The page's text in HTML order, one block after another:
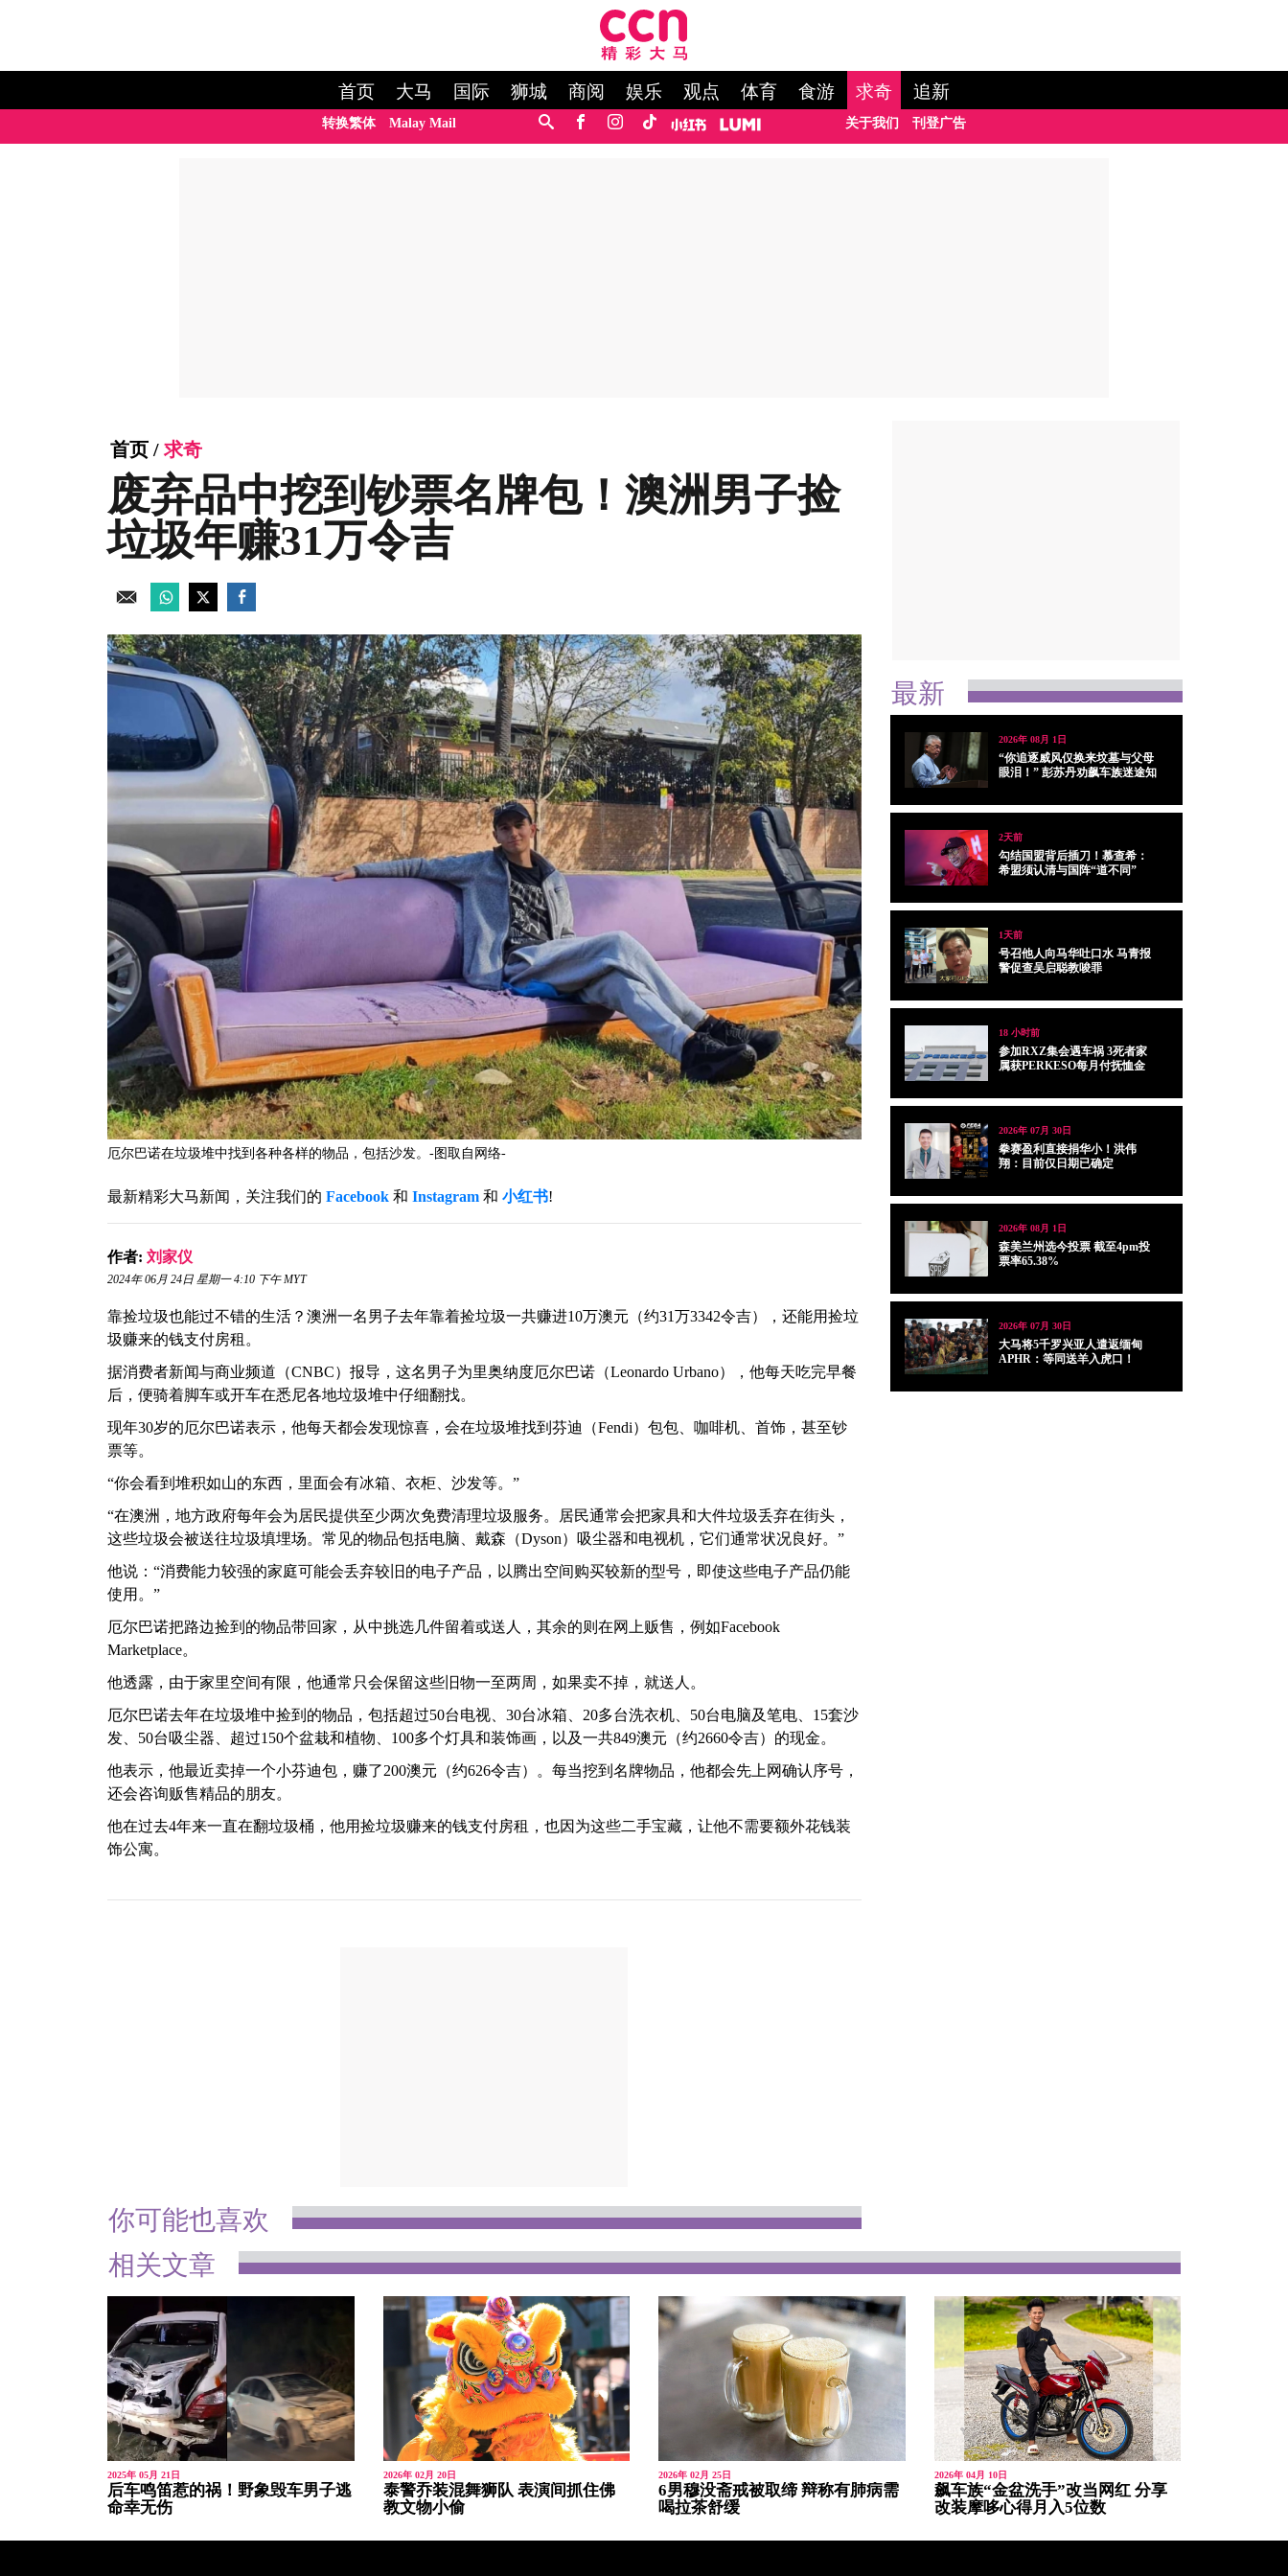
首页 大马 国际 狮城 商阅 娱乐 观点 体育 食游 求奇 追新
转换繁体 Malay Mail 关于我们 刊登广告
首页 / 求奇
废弃品中挖到钞票名牌包！澳洲男子捡
垃圾年赚31万令吉
厄尔巴诺在垃圾堆中找到各种各样的物品，包括沙发。-图取自网络-
最新精彩大马新闻，关注我们的 Facebook 和 Instagram 和 小红书!
作者: 刘家仪
2024年 06月 24日 星期一 4:10 下午 MYT
靠捡垃圾也能过不错的生活？澳洲一名男子去年靠着捡垃圾一共赚进10万澳元（约31万3342令吉），还能用捡垃
圾赚来的钱支付房租。
据消费者新闻与商业频道（CNBC）报导，这名男子为里奥纳度厄尔巴诺（Leonardo Urbano），他每天吃完早餐
后，便骑着脚车或开车在悉尼各地垃圾堆中仔细翻找。
现年30岁的厄尔巴诺表示，他每天都会发现惊喜，会在垃圾堆找到芬迪（Fendi）包包、咖啡机、首饰，甚至钞
票等。
“你会看到堆积如山的东西，里面会有冰箱、衣柜、沙发等。”
“在澳洲，地方政府每年会为居民提供至少两次免费清理垃圾服务。居民通常会把家具和大件垃圾丢弃在街头，
这些垃圾会被送往垃圾填埋场。常见的物品包括电脑、戴森（Dyson）吸尘器和电视机，它们通常状况良好。”
他说：“消费能力较强的家庭可能会丢弃较旧的电子产品，以腾出空间购买较新的型号，即使这些电子产品仍能
使用。”
厄尔巴诺把路边捡到的物品带回家，从中挑选几件留着或送人，其余的则在网上贩售，例如Facebook
Marketplace。
他透露，由于家里空间有限，他通常只会保留这些旧物一至两周，如果卖不掉，就送人。
厄尔巴诺去年在垃圾堆中捡到的物品，包括超过50台电视、30台冰箱、20多台洗衣机、50台电脑及笔电、15套沙
发、50台吸尘器、超过150个盆栽和植物、100多个灯具和装饰画，以及一共849澳元（约2660令吉）的现金。
他表示，他最近卖掉一个小芬迪包，赚了200澳元（约626令吉）。每当挖到名牌物品，他都会先上网确认序号，
还会咨询贩售精品的朋友。
他在过去4年来一直在翻垃圾桶，他用捡垃圾赚来的钱支付房租，也因为这些二手宝藏，让他不需要额外花钱装
饰公寓。
你可能也喜欢
最新
2026年 08月 1日
“你追逐威风仅换来坟墓与父母
眼泪！” 彭苏丹劝飙车族迷途知
2天前
勾结国盟背后插刀！慕查希：
希盟须认清与国阵“道不同”
1天前
号召他人向马华吐口水 马青报
警促查吴启聪教唆罪
18 小时前
参加RXZ集会遇车祸 3死者家
属获PERKESO每月付抚恤金
2026年 07月 30日
拳赛盈利直接捐华小！洪伟
翔：目前仅日期已确定
2026年 08月 1日
森美兰州选今投票 截至4pm投
票率65.38%
2026年 07月 30日
大马将5千罗兴亚人遣返缅甸
APHR：等同送羊入虎口！
相关文章
2025年 05月 21日
后车鸣笛惹的祸！野象毁车男子逃
命幸无伤
2026年 02月 20日
泰警乔装混舞狮队 表演间抓住佛
教文物小偷
2026年 02月 25日
6男穆没斋戒被取缔 辩称有肺病需
喝拉茶舒缓
2026年 04月 10日
飙车族“金盆洗手”改当网红 分享
改装摩哆心得月入5位数